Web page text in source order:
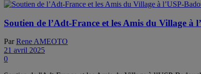
Soutien de l’Adt-France et les Amis du Village à
Par Rene AMEOTO
21 avril 2025
0